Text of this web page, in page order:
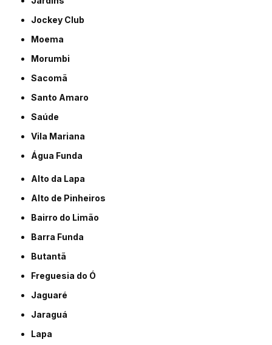
Jockey Club
Moema
Morumbi
Sacomã
Santo Amaro
Saúde
Vila Mariana
Água Funda
Alto da Lapa
Alto de Pinheiros
Bairro do Limão
Barra Funda
Butantã
Freguesia do Ó
Jaguaré
Jaraguá
Lapa